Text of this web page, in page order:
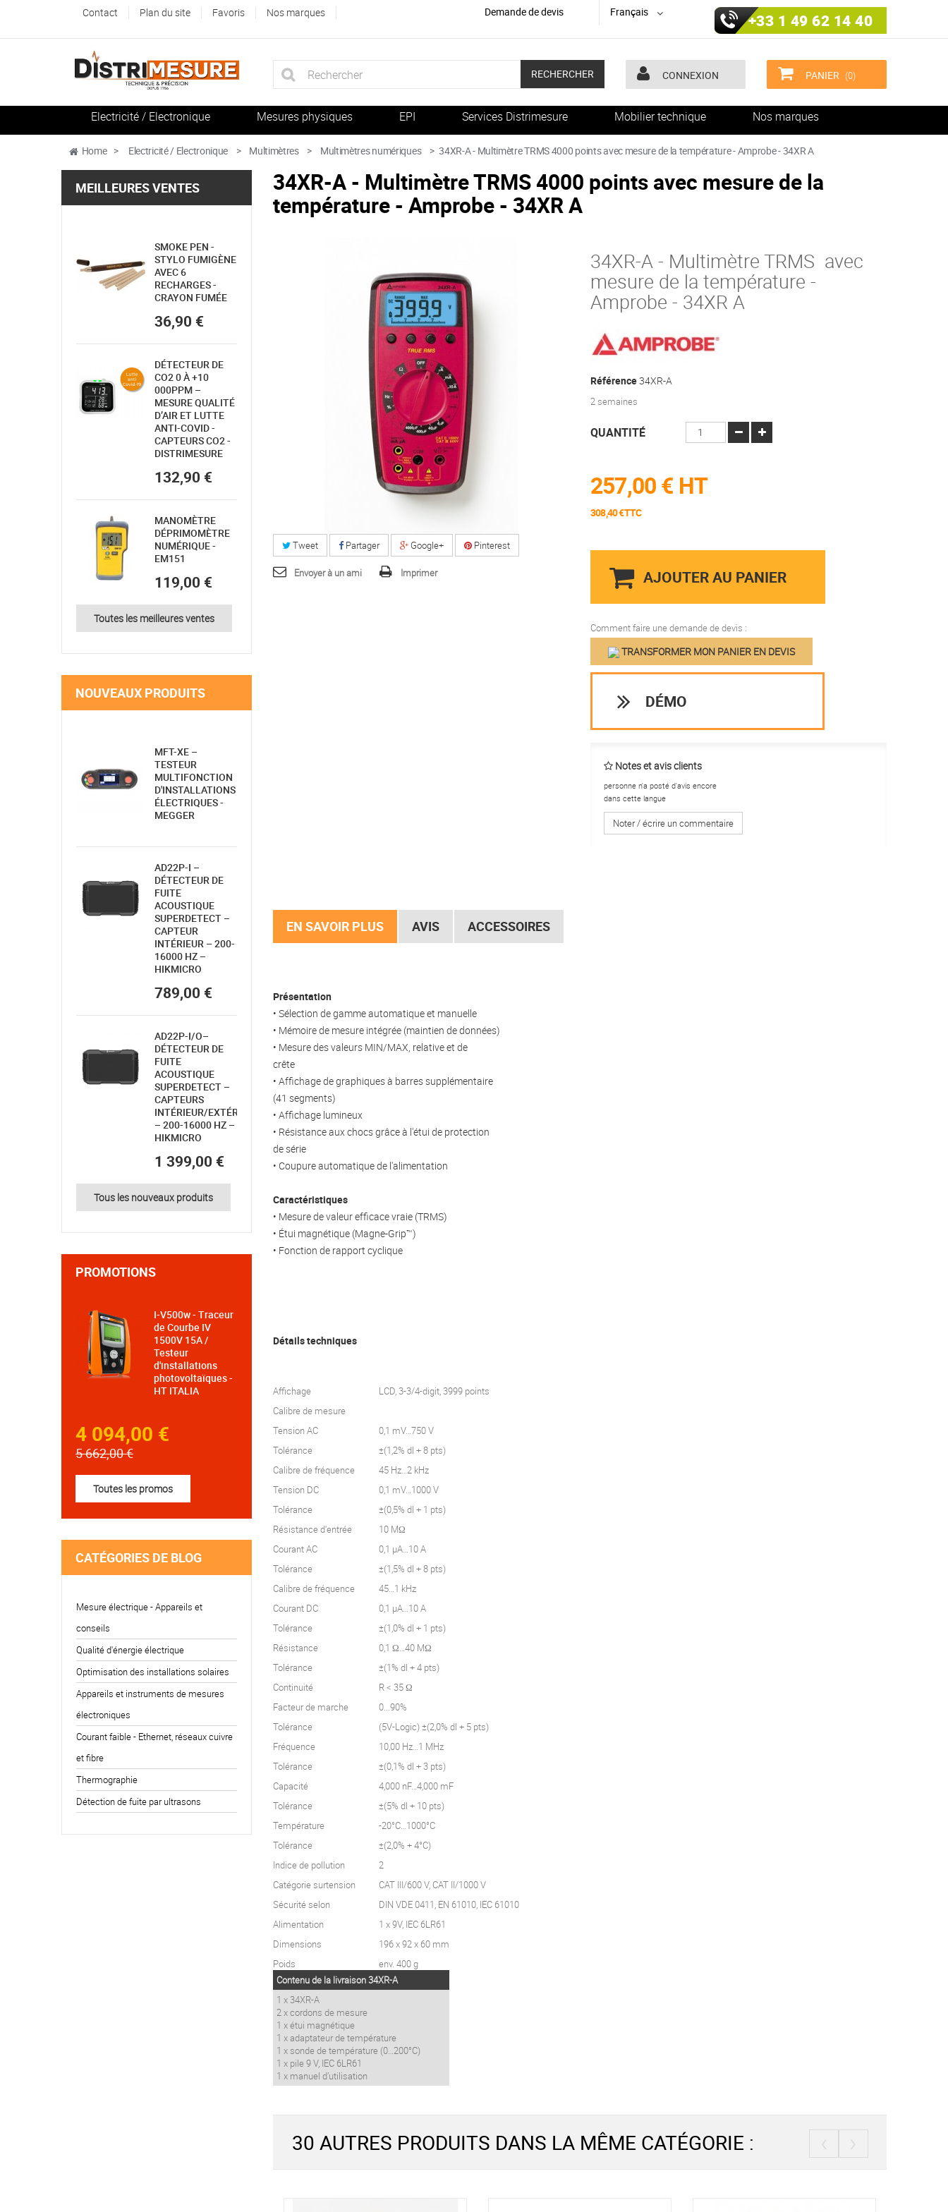
Contact Plan du site Favoris Nos marques Demande de devis Français +33 1 49 62 14 40
RECHERCHER CONNEXION PANIER (0)
Electricité / Electronique Mesures physiques EPI Services Distrimesure Mobilier technique Nos marques
Home > Electricité / Electronique > Multimètres > Multimètres numériques > 34XR-A - Multimètre TRMS 4000 points avec mesure de la température - Amprobe - 34XR A
MEILLEURES VENTES
SMOKE PEN -
STYLO FUMIGÈNE
AVEC 6
RECHARGES -
CRAYON FUMÉE
36,90 €
DÉTECTEUR DE
CO2 0 À +10
000PPM –
MESURE QUALITÉ
D’AIR ET LUTTE
ANTI-COVID -
CAPTEURS CO2 -
DISTRIMESURE
132,90 €
MANOMÈTRE
DÉPRIMOMÈTRE
NUMÉRIQUE -
EM151
119,00 €
Toutes les meilleures ventes
NOUVEAUX PRODUITS
MFT-XE –
TESTEUR
MULTIFONCTION
D'INSTALLATIONS
ÉLECTRIQUES -
MEGGER
AD22P-I –
DÉTECTEUR DE
FUITE
ACOUSTIQUE
SUPERDETECT –
CAPTEUR
INTÉRIEUR – 200-
16000 HZ –
HIKMICRO
789,00 €
AD22P-I/O–
DÉTECTEUR DE
FUITE
ACOUSTIQUE
SUPERDETECT –
CAPTEURS
INTÉRIEUR/EXTÉRIEUR
– 200-16000 HZ –
HIKMICRO
1 399,00 €
Tous les nouveaux produits
PROMOTIONS
I-V500w - Traceur
de Courbe IV
1500V 15A /
Testeur
d'installations
photovoltaïques -
HT ITALIA
4 094,00 €
5 662,00 €
Toutes les promos
CATÉGORIES DE BLOG
Mesure électrique - Appareils et
conseils
Qualité d'énergie électrique
Optimisation des installations solaires
Appareils et instruments de mesures
électroniques
Courant faible - Ethernet, réseaux cuivre
et fibre
Thermographie
Détection de fuite par ultrasons
34XR-A - Multimètre TRMS 4000 points avec mesure de la
température - Amprobe - 34XR A
Tweet Partager Google+ Pinterest
Envoyer à un ami Imprimer
34XR-A - Multimètre TRMS avec
mesure de la température -
Amprobe - 34XR A
Référence34XR-A
2 semaines
QUANTITÉ
257,00 € HT
308,40 €TTC
AJOUTER AU PANIER
Comment faire une demande de devis :
TRANSFORMER MON PANIER EN DEVIS
DÉMO
Notes et avis clients
personne n'a posté d'avis encore
dans cette langue
Noter / écrire un commentaire
EN SAVOIR PLUS AVIS ACCESSOIRES
Présentation
• Sélection de gamme automatique et manuelle
• Mémoire de mesure intégrée (maintien de données)
• Mesure des valeurs MIN/MAX, relative et de
crête
• Affichage de graphiques à barres supplémentaire
(41 segments)
• Affichage lumineux
• Résistance aux chocs grâce à l'étui de protection
de série
• Coupure automatique de l'alimentation
Caractéristiques
• Mesure de valeur efficace vraie (TRMS)
• Étui magnétique (Magne-Grip™)
• Fonction de rapport cyclique
Détails techniques
Affichage
LCD, 3-3/4-digit, 3999 points
Calibre de mesure
Tension AC
0,1 mV…750 V
Tolérance
±(1,2% dl + 8 pts)
Calibre de fréquence
45 Hz…2 kHz
Tension DC
0,1 mV…1000 V
Tolérance
±(0,5% dl + 1 pts)
Résistance d'entrée
10 MΩ
Courant AC
0,1 µA…10 A
Tolérance
±(1,5% dl + 8 pts)
Calibre de fréquence
45…1 kHz
Courant DC
0,1 µA…10 A
Tolérance
±(1,0% dl + 1 pts)
Résistance
0,1 Ω…40 MΩ
Tolérance
±(1% dl + 4 pts)
Continuité
R < 35 Ω
Facteur de marche
0...90%
Tolérance
(5V-Logic) ±(2,0% dl + 5 pts)
Fréquence
10,00 Hz…1 MHz
Tolérance
±(0,1% dl + 3 pts)
Capacité
4,000 nF…4,000 mF
Tolérance
±(5% dl + 10 pts)
Température
-20°C…1000°C
Tolérance
±(2,0% + 4°C)
Indice de pollution
2
Catégorie surtension
CAT III/600 V, CAT II/1000 V
Sécurité selon
DIN VDE 0411, EN 61010, IEC 61010
Alimentation
1 x 9V, IEC 6LR61
Dimensions
196 x 92 x 60 mm
Poids
env. 400 g
Contenu de la livraison 34XR-A
1 x 34XR-A
2 x cordons de mesure
1 x étui magnétique
1 x adaptateur de température
1 x sonde de température (0…200°C)
1 x pile 9 V, IEC 6LR61
1 x manuel d’utilisation
30 AUTRES PRODUITS DANS LA MÊME CATÉGORIE : ‹ ›